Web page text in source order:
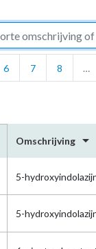
6 7 8 …
Omschrijving arrow_drop_down
5-
5-